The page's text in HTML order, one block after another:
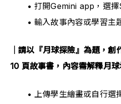
打開Gemini app，選
輸入故事內容或學習主
｜請以『月球探險』為題，
10 頁故事書，內容需解釋月球
上傳學生繪畫或自行